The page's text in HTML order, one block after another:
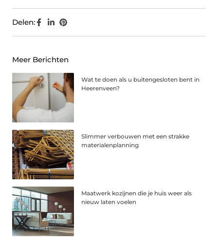
Delen:
Meer Berichten
Wat te doen als u buitengesloten bent in
Heerenveen?
Slimmer verbouwen met een strakke
materialenplanning
Maatwerk kozijnen die je huis weer als
nieuw laten voelen